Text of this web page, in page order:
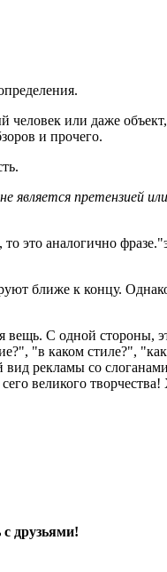
или даже
и прочего.
претензией
это аналогично
ближе к концу.
вещь. С одной
"в каком стиле?",
рекламы со
великого
с друзьями!